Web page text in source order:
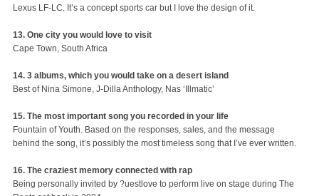
Lexus LF-LC. It’s a concept sports car but I love the design of it.
13. One city you would love to visit
Cape Town, South Africa
14. 3 albums, which you would take on a desert island
Best of Nina Simone, J-Dilla Anthology, Nas ‘Illmatic’
15. The most important song you recorded in your life
Fountain of Youth. Based on the responses, sales, and the message
behind the song, it’s possibly the most timeless song that I’ve ever written.
16. The craziest memory connected with rap
Being personally invited by ?uestlove to perform live on stage during The